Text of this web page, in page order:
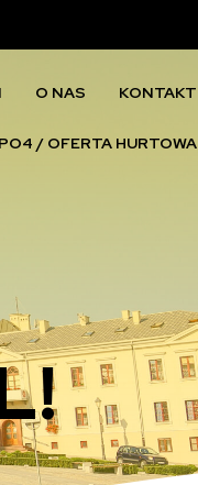
O NAS KONTAKT
/ OFERTA HURTOWA